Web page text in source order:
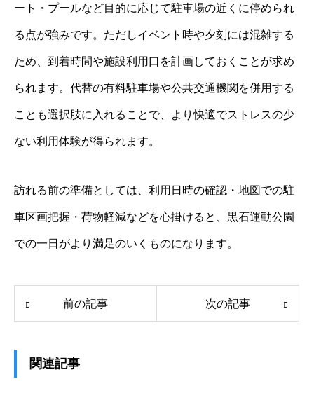
ート・プールなど目的に応じて駐車場の近くに停められ
る点が強みです。ただしイベント時や夕刻には混雑する
ため、到着時間や施設利用口を計画しておくことが求め
られます。代替の有料駐車場や公共交通機関を併用する
ことも選択肢に入れることで、より快適でストレスの少
ない利用体験が得られます。
訪れる前の準備としては、利用日時の確認・地図での駐
車区画把握・荷物軽減などを心掛けると、黒石運動公園
での一日がより満足のいくものになります。
前の記事 次の記事
関連記事